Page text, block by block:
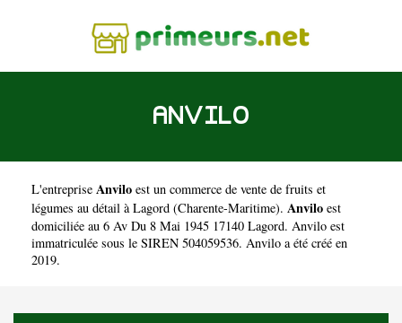
ANVILO
L'entreprise Anvilo est un commerce de vente de fruits et
légumes au détail à Lagord (Charente-Maritime). Anvilo est
domiciliée au 6 Av Du 8 Mai 1945 17140 Lagord. Anvilo est
immatriculée sous le SIREN 504059536. Anvilo a été créé en
2019.